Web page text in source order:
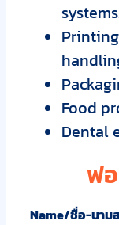
Food
Dental
ฟ
Name/ชื่อ-นาม